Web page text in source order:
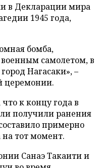
в Декларации мира
1945 года,
бомба,
самолетом, в
Нагасаки», –
церемонии.
к концу года в
получили ранения
примерно
на тот момент.
Санаэ Такаити и